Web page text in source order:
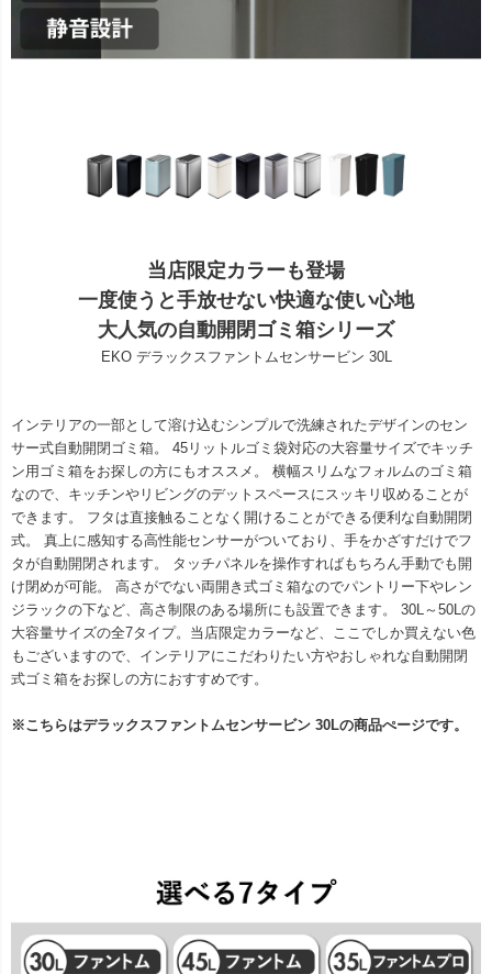
当店限定カラーも登場
一度使うと手放せない快適な使い心地
大人気の自動開閉ゴミ箱シリーズ
EKO デラックスファントムセンサービン 30L
インテリアの一部として溶け込むシンプルで洗練されたデザインのセン
サー式自動開閉ゴミ箱。 45リットルゴミ袋対応の大容量サイズでキッチ
ン用ゴミ箱をお探しの方にもオススメ。 横幅スリムなフォルムのゴミ箱
なので、キッチンやリビングのデットスペースにスッキリ収めることが
できます。 フタは直接触ることなく開けることができる便利な自動開閉
式。 真上に感知する高性能センサーがついており、手をかざすだけでフ
タが自動開閉されます。 タッチパネルを操作すればもちろん手動でも開
け閉めが可能。 高さがでない両開き式ゴミ箱なのでパントリー下やレン
ジラックの下など、高さ制限のある場所にも設置できます。 30L～50Lの
大容量サイズの全7タイプ。当店限定カラーなど、ここでしか買えない色
もございますので、インテリアにこだわりたい方やおしゃれな自動開閉
式ゴミ箱をお探しの方におすすめです。
※こちらはデラックスファントムセンサービン 30Lの商品ぺージです。